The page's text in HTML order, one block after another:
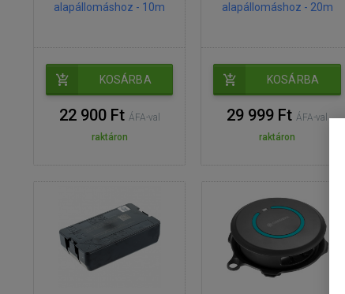
alapállomáshoz - 10m
KOSÁRBA
22 900 Ft ÁFA-val
raktáron
alapállomáshoz - 20m
KOSÁRBA
29 999 Ft ÁFA-val
raktáron